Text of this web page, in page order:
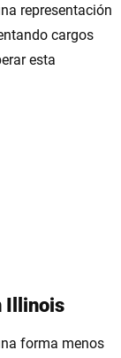
representación
cargos
esta
Illinois
forma menos